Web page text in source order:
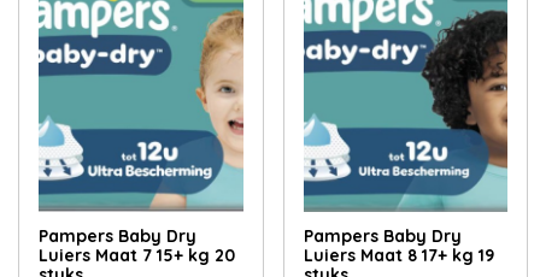
Pampers Baby Dry
Luiers Maat 7 15+ kg 20
Pampers Baby Dry
Luiers Maat 8 17+ kg 19